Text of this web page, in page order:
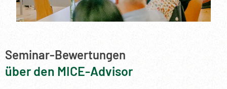
Seminar-Bewertungen
über den MICE-Advisor